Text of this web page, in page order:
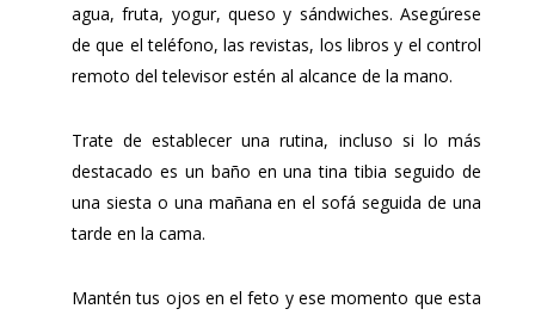
agua, fruta, yogur, queso y sándwiches. Asegúrese
de que el teléfono, las revistas, los libros y el control
remoto del televisor estén al alcance de la mano.
Trate de establecer una rutina, incluso si lo más
destacado es un baño en una tina tibia seguido de
una siesta o una mañana en el sofá seguida de una
tarde en la cama.
Mantén tus ojos en el feto y ese momento que esta